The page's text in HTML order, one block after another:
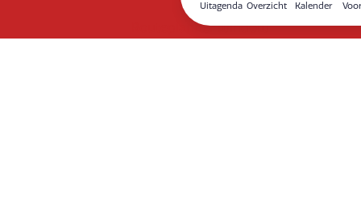
Uitagenda Overzicht Kalender
Routeplanner